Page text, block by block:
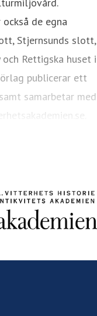
de egna
Stjernsunds slott,
Rettigska huset i
publicerar ett
samarbetar med